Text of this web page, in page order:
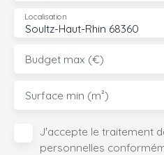
Soultz-Haut-Rhin 68360
Localisation
Budget max (€)
Surface min (m²)
J'accepte le traitement
personnelles